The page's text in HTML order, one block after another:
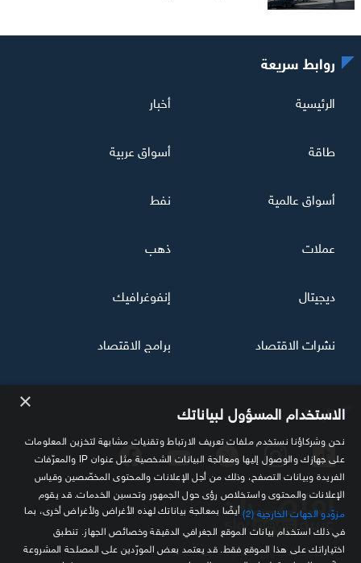
تابعنا
مصدرك الموثوق للمعلومة الاقتصادية
روابط سريعة
الرئيسية أخبار
طاقة أسواق عربية
أسواق عالمية نفط
عملات ذهب
ديجيتال إنفوغرافيك
نشرات الاقتصاد برامج الاقتصاد
× الاستخدام المسؤول لبياناتك
نحن وشركاؤنا نستخدم ملفات تعريف الارتباط وتقنيات مشابهة لتخزين المعلومات
على جهازك والوصول إليها ومعالجة البيانات الشخصية مثل عنوان IP والمعرّفات
الفريدة وبيانات التصفح، وذلك من أجل الإعلانات والمحتوى المخصّصين وقياس
الإعلانات والمحتوى واستخلاص رؤى حول الجمهور وتحسين الخدمات. قد يقوم
مزوّدو الجهات الخارجية (2)
أيضًا بمعالجة بياناتك لهذه الأغراض ولأغراض أخرى، بما
في ذلك استخدام بيانات الموقع الجغرافي الدقيقة وخصائص الجهاز. تنطبق
اختياراتك على هذا الموقع فقط. قد يعتمد بعض المورّدين على المصلحة المشروعة